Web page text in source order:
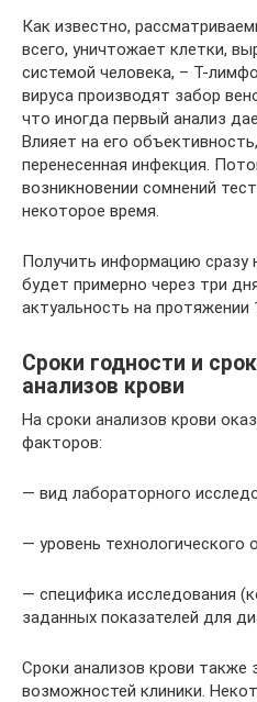
Как известно,
всего, уничтожает клетки,
системой человека, – Т-
вируса производят забор
что иногда первый анализ
Влияет на его
перенесенная инфекция.
возникновении сомнений
некоторое время.
Получить информацию сразу
будет примерно через три
актуальность на протяжении
Сроки годности и
анализов крови
На сроки анализов крови
факторов:
— вид лабораторного
— уровень технологического
— специфика исследования
заданных показателей для
Сроки анализов крови также
возможностей клиники.